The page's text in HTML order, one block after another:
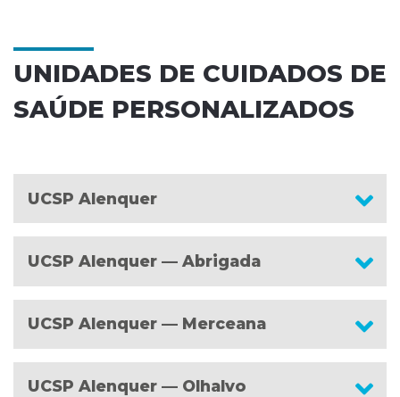
UNIDADES DE CUIDADOS DE
SAÚDE PERSONALIZADOS
UCSP Alenquer
UCSP Alenquer — Abrigada
UCSP Alenquer — Merceana
UCSP Alenquer — Olhalvo